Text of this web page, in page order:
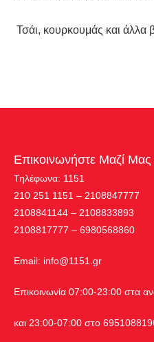
Τσάι, κουρκουμάς και άλλα
Επικοινωνήστε Μαζί Μας
Τηλέφωνα: 1151
210 251 1151 – 2108847777
2108841144 – 2108833893
2108817777 – 6980568860
Εmail: info@1151.gr
Επικοινωνία 07:00-23:00 στα
και 23:00-07:00 στο